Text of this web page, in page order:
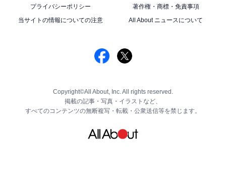
プライバシーポリシー
著作権・商標・免責事項
当サイトの情報についての注意
All About ニュースについて
Copyright©All About, Inc. All rights reserved.
掲載の記事・写真・イラストなど、
すべてのコンテンツの無断複写・転載・公衆送信等を禁じます。